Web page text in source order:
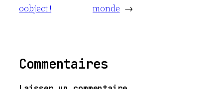
oobject !
monde →
Commentaires